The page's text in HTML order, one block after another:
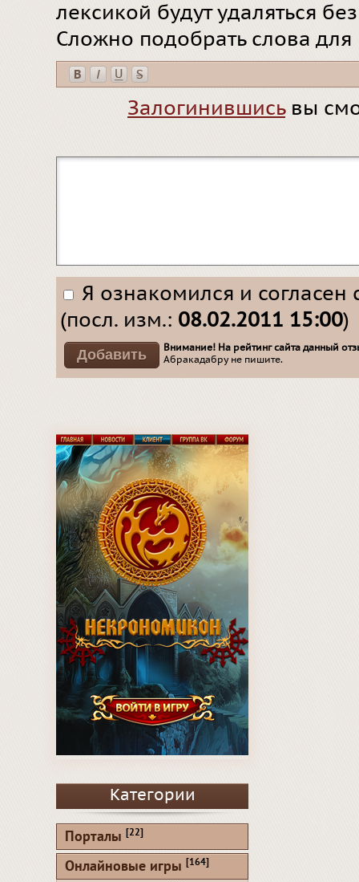
лексикой будут удаляться
Сложно подобрать слова
Залогинившисьвы
Я ознакомился и согласен
(посл. изм.: 08.02.2011 15:00)
Внимание! На рейтинг сайта данный
Абракадабру не пишите.
Категории
Порталы [22]
Онлайновые игры [164]